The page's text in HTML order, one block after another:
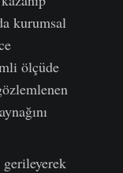
kurumsal
ölçüde